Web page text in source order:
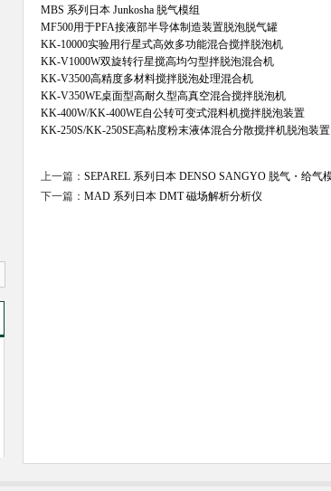
MBS 系列日本 Junkosha 脱气模组
MF500用于PFA接液部半导体制造装置脱泡脱气罐
KK-10000实验用行星式高效多功能混合搅拌脱泡机
KK-V1000W双旋转行星搅高均匀型拌脱泡混合机
KK-V3500高精度多材料搅拌脱泡处理混合机
KK-V350WE桌面型高耐久型高真空混合搅拌脱泡机
KK-400W/KK-400WE自公转可变式混料机搅拌脱泡装置
KK-250S/KK-250SE高粘度粉末液体混合分散搅拌机脱泡装置
上一篇： SEPAREL 系列日本 DENSO SANGYO 脱气・给气
下一篇： MAD 系列日本 DMT 磁场解析分析仪